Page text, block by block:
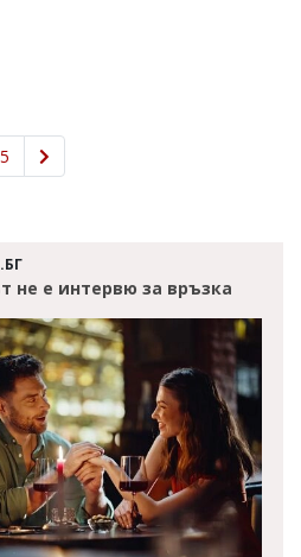
5
не е интервю за връзка